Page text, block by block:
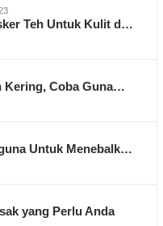
Teh Untuk Kulit d…
Kering, Coba Guna…
Untuk Menebalk…
yang Perlu Anda